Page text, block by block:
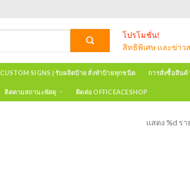
โปรโมชั่น!
สิทธิพิเศษ และข่าว
CUSTOM SIGNS | รับผลิตป้าย สั่งทำป้ายทุกชนิด การสั่งซื้อสินค้
ติดตามสถานะพัสดุ ติดต่อ OFFICEACESHOP
แสดง %d รา